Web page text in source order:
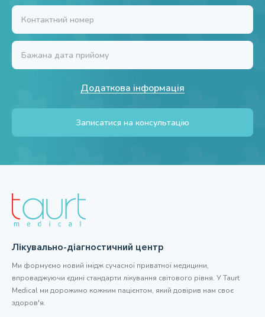
Додаткова інформація
Записатися на консультацію
Лікувально-діагностичний центр
Ми формуємо новий імідж сучасної приватної медицини,
впроваджуючи єдині стандарти лікування світового рівня. У Taurt
Medical ми дорожимо кожним пацієнтом, який довірив нам своє
здоров'я.